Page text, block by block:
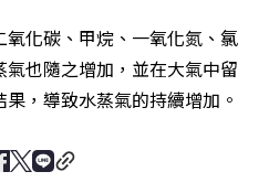
化碳、甲烷、一氧化氮、氯
也隨之增加，並在大氣中留
，導致水蒸氣的持續增加。